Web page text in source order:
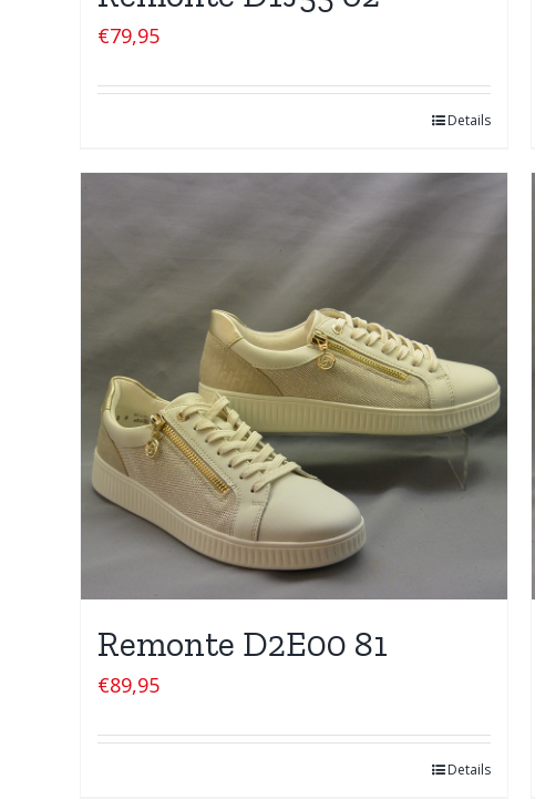
€79,95
Details
Remonte D2E00 81
€89,95
Details